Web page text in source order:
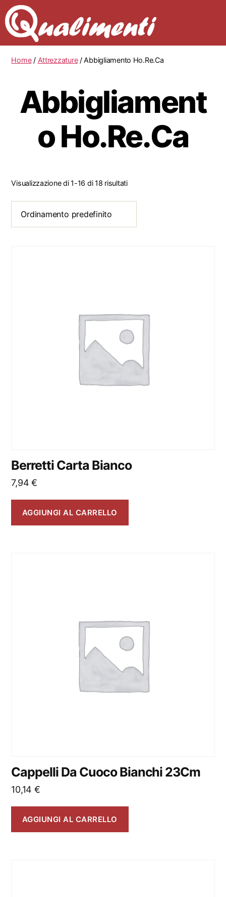
Home/ Attrezzature/ Abbigliamento Ho.Re.Ca
Abbigliament
o Ho.Re.Ca
Visualizzazione di 1-16 di 18 risultati
Berretti Carta Bianco
7,94€
AGGIUNGI AL CARRELLO
Cappelli Da Cuoco Bianchi 23Cm
10,14 €
AGGIUNGI AL CARRELLO